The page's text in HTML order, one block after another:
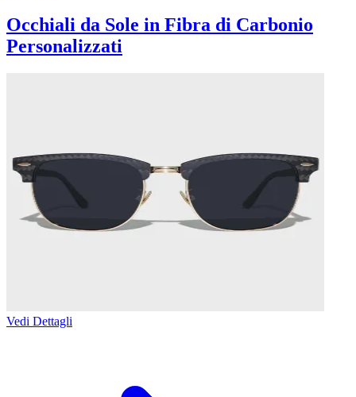
Occhiali da Sole in Fibra di Carbonio
Personalizzati
Vedi Dettagli